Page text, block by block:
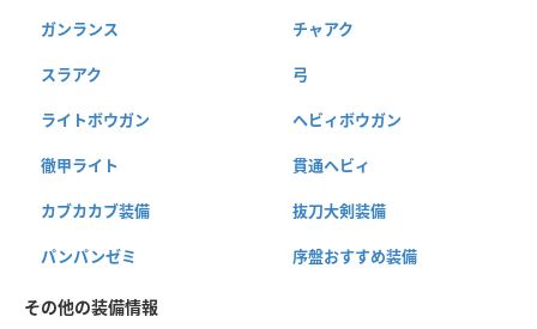
ガンランス チャアク
スラアク 弓
ライトボウガン ヘビィボウガン
徹甲ライト 貫通ヘビィ
カブカカブ装備 抜刀大剣装備
パンパンゼミ 序盤おすすめ装備
その他の装備情報